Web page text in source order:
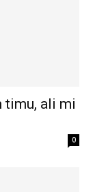
timu, ali mi
0